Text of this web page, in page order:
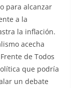
para alcanzar
a la
la inflación.
acecha
de Todos
que podría
un debate